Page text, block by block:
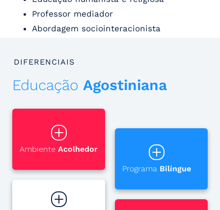
Professor mediador
Abordagem sociointeracionista
DIFERENCIAIS
Educação Agostiniana
Ambiente Acolhedor
Programa Bilíngue